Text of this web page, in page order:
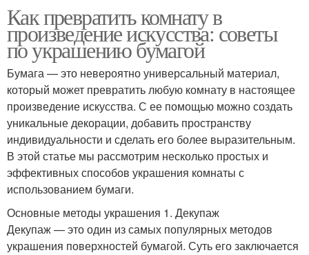
Как превратить комнату в
произведение искусства: советы
по украшению бумагой
Бумага — это невероятно универсальный материал,
который может превратить любую комнату в настоящее
произведение искусства. С ее помощью можно создать
уникальные декорации, добавить пространству
индивидуальности и сделать его более выразительным.
В этой статье мы рассмотрим несколько простых и
эффективных способов украшения комнаты с
использованием бумаги.
Основные методы украшения 1. Декупаж
Декупаж — это один из самых популярных методов
украшения поверхностей бумагой. Суть его заключается